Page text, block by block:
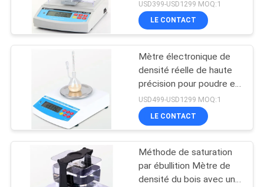
un thermomètre
USD399-USD1299 MOQ:1
LE CONTACT
Mètre électronique de
densité réelle de haute
précision pour poudre et
résine d'échange ionique
USD499-USD1299 MOQ:1
LE CONTACT
Méthode de saturation
par ébullition Mètre de
densité du bois avec une